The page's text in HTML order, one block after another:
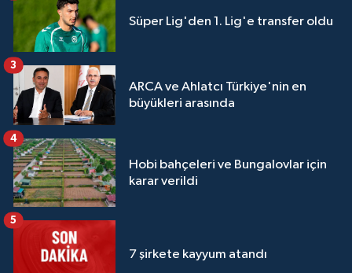
Süper Lig'den 1. Lig'e transfer oldu
ARCA ve Ahlatcı Türkiye'nin en
büyükleri arasında
3
Hobi bahçeleri ve Bungalovlar için
karar verildi
4
7 şirkete kayyum atandı
5